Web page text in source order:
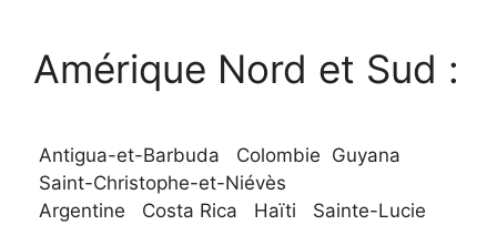
Amérique Nord et Sud :
Antigua-et-Barbuda Colombie Guyana
Saint-Christophe-et-Niévès
Argentine Costa Rica Haïti Sainte-Lucie